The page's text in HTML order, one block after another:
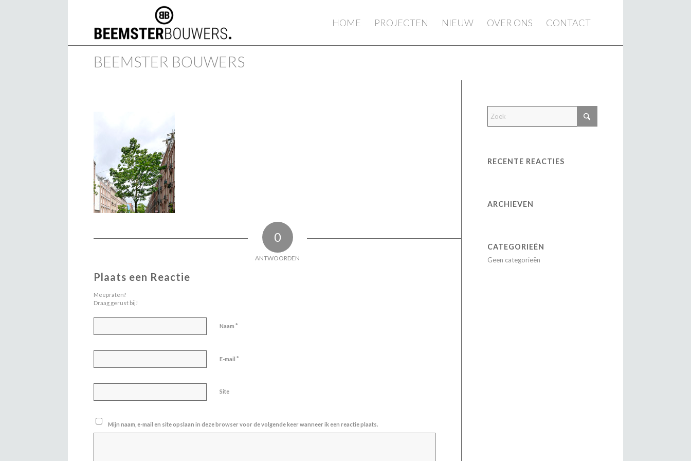
HOME PROJECTEN NIEUW OVER ONS CONTACT
BEEMSTER BOUWERS
0
ANTWOORDEN
Plaats een Reactie
Meepraten?
Draag gerust bij!
Naam *
E-mail *
Site
Mijn naam, e-mail en site opslaan in deze browser voor de volgende keer wanneer ik een reactie plaats.
RECENTE REACTIES
ARCHIEVEN
CATEGORIEËN
Geen categorieën